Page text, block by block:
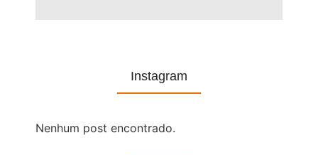
Instagram
Nenhum post encontrado.